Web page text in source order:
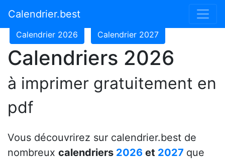
Calendrier.best
Calendrier 2024
Calendrier 2026 Calendrier 2027
Calendriers 2026
à imprimer gratuitement en
pdf
Vous découvrirez sur calendrier.best de
nombreux calendriers 2026 et 2027 que